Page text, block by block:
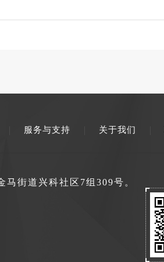
服务与支持 关于我们
街道兴科社区7组309号。